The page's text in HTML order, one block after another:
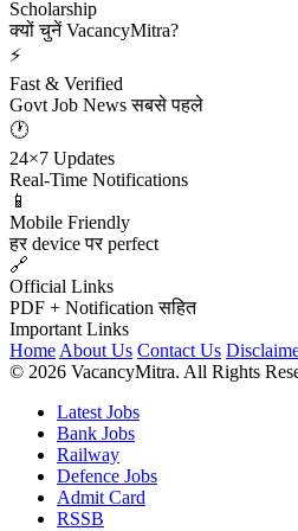
Scholarship
क्यों चुनें VacancyMitra?
⚡
Fast & Verified
Govt Job News सबसे पहले
🕐
24×7 Updates
Real-Time Notifications
📱
Mobile Friendly
हर device पर perfect
🔗
Official Links
PDF + Notification सहित
Important Links
Home About Us Contact Us
© 2026 VacancyMitra. All Rights
Latest Jobs
Bank Jobs
Railway
Defence Jobs
Admit Card
RSSB